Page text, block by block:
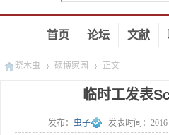
首页 论坛 文献
晓木虫 硕博家园
»
正文
临时工发表
发布： 虫子 发表时间：